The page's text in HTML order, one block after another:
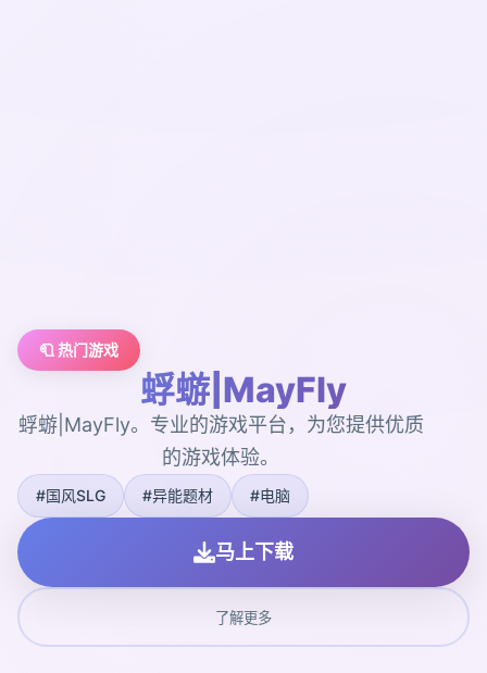
🧻 热门游戏
蜉蝣|MayFly
蜉蝣|MayFly。专业的游戏平台，为您提供优质
的游戏体验。
#国风SLG #异能题材 #电脑
马上下载
了解更多